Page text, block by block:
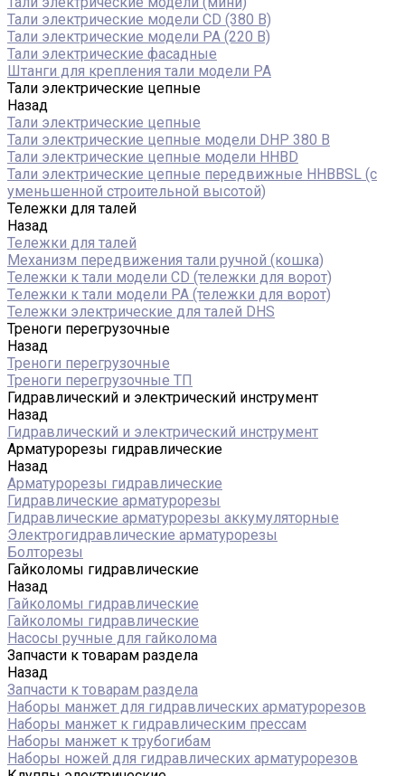
Тали электрические модели CD (380 В)
Тали электрические модели РА (220 В)
Тали электрические фасадные
Штанги для крепления тали модели РА
Тали электрические цепные
Назад
Тали электрические цепные
Тали электрические цепные модели DHP 380 В
Тали электрические цепные модели HHBD
Тали электрические цепные передвижные HHBBSL (с
уменьшенной строительной высотой)
Тележки для талей
Назад
Тележки для талей
Механизм передвижения тали ручной (кошка)
Тележки к тали модели CD (тележки для ворот)
Тележки к тали модели РА (тележки для ворот)
Тележки электрические для талей DHS
Треноги перегрузочные
Назад
Треноги перегрузочные
Треноги перегрузочные ТП
Гидравлический и электрический инструмент
Назад
Гидравлический и электрический инструмент
Арматурорезы гидравлические
Назад
Арматурорезы гидравлические
Гидравлические арматурорезы
Гидравлические арматурорезы аккумуляторные
Электрогидравлические арматурорезы
Болторезы
Гайколомы гидравлические
Назад
Гайколомы гидравлические
Гайколомы гидравлические
Насосы ручные для гайколома
Запчасти к товарам раздела
Назад
Запчасти к товарам раздела
Наборы манжет для гидравлических арматурорезов
Наборы манжет к гидравлическим прессам
Наборы манжет к трубогибам
Наборы ножей для гидравлических арматурорезов